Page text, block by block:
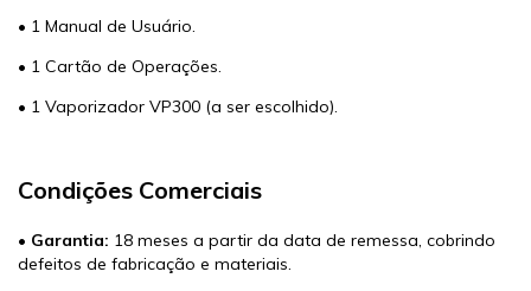
• 1 Manual de Usuário.
• 1 Cartão de Operações.
• 1 Vaporizador VP300 (a ser escolhido).
Condições Comerciais
• Garantia: 18 meses a partir da data de remessa, cobrindo
defeitos de fabricação e materiais.